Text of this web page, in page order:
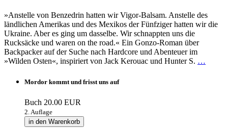
»Anstelle von Benzedrin hatten wir Vigor-Balsam. Anstelle des
ländlichen Amerikas und des Mexikos der Fünfziger hatten wir die
Ukraine. Aber es ging um dasselbe. Wir schnappten uns die
Rucksäcke und waren on the road.« Ein Gonzo-Roman über
Backpacker auf der Suche nach Hardcore und Abenteuer im
»Wilden Osten«, inspiriert von Jack Kerouac und Hunter S. …
Mordor kommt und frisst uns auf
Buch 20.00 EUR
2. Auflage
in den Warenkorb